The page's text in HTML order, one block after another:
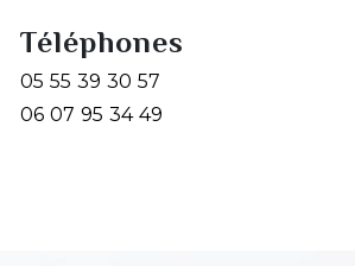
Téléphones
05 55 39 30 57
06 07 95 34 49